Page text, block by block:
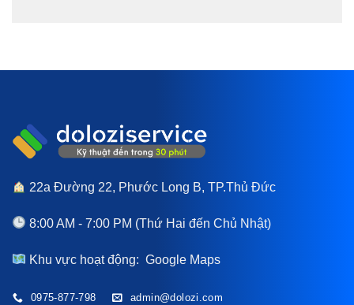
22a Đường 22, Phước Long B, TP.Thủ Đức
8:00 AM - 7:00 PM (Thứ Hai đến Chủ Nhật)
Khu vực hoạt động:Google Maps
0975-877-798 admin@dolozi.com